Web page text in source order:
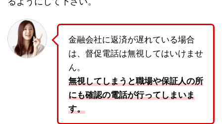
金融会社に返済が遅れている場合
は、督促電話は無視してはいけませ
ん。
無視してしまうと職場や保証人の所
にも確認の電話が行ってしまいま
す。